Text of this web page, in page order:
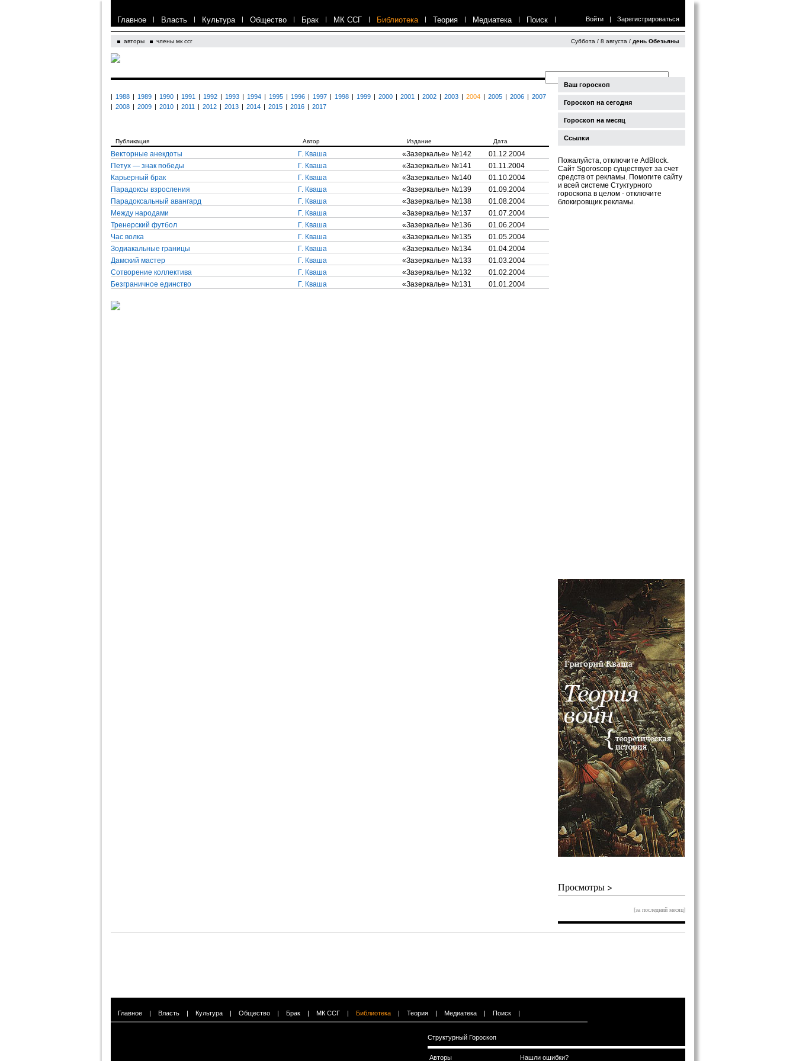
Главное | Власть | Культура | Общество | Брак | МК ССГ | Библиотека | Теория | Медиатека | Поиск | Войти | Зарегистрироваться
авторы члены мк ссг Суббота / 8 августа / день Обезьяны
| 1988 | 1989 | 1990 | 1991 | 1992 | 1993 | 1994 | 1995 | 1996 | 1997 | 1998 | 1999 | 2000 | 2001 | 2002 | 2003 | 2004 | 2005 | 2006 | 2007
| 2008 | 2009 | 2010 | 2011 | 2012 | 2013 | 2014 | 2015 | 2016 | 2017
Публикация Автор Издание Дата
Векторные анекдоты Г. Кваша «Зазеркалье» №142
01.12.2004
Петух — знак победы
Г. Кваша «Зазеркалье» №141
01.11.2004
Карьерный брак
Г. Кваша «Зазеркалье» №140
01.10.2004
Парадоксы взросления
Г. Кваша «Зазеркалье» №139
01.09.2004
Парадоксальный авангард
Г. Кваша «Зазеркалье» №138
01.08.2004
Между народами
Г. Кваша «Зазеркалье» №137
01.07.2004
Тренерский футбол
Г. Кваша «Зазеркалье» №136
01.06.2004
Час волка
Г. Кваша «Зазеркалье» №135
01.05.2004
Зодиакальные границы
Г. Кваша «Зазеркалье» №134
01.04.2004
Дамский мастер
Г. Кваша «Зазеркалье» №133
01.03.2004
Сотворение коллектива
Г. Кваша «Зазеркалье» №132
01.02.2004
Безграничное единство
Г. Кваша «Зазеркалье» №131 01.01.2004
Ваш гороскоп
Гороскоп на сегодня
Гороскоп на месяц
Ссылки
Пожалуйста, отключите AdBlock.
Сайт Sgoroscop существует за счет
средств от рекламы. Помогите сайту
и всей системе Стуктурного
гороскопа в целом - отключите
блокировщик рекламы.
Просмотры >
[за последний месяц]
Главное | Власть | Культура | Общество | Брак | МК ССГ | Библиотека | Теория | Медиатека | Поиск |
Структурный Гороскоп
Авторы Нашли ошибки?